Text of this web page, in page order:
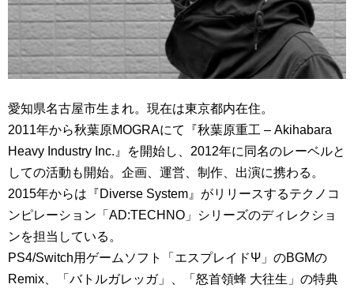
愛知県名古屋市生まれ。現在は東京都内在住。
2011年から秋葉原MOGRAにて『秋葉原重工 – Akihabara
Heavy Industry Inc.』を開始し、2012年に同名のレーベルと
しての活動も開始。企画、運営、制作、出演に携わる。
2015年からは『Diverse System』がリリースするテクノコ
ンピレーション「AD:TECHNO」シリーズのディレクショ
ンを担当している。
PS4/Switch用ゲームソフト「エスプレイドΨ」のBGMの
Remix、「バトルガレッガ」、「怒首領蜂 大往生」の特典